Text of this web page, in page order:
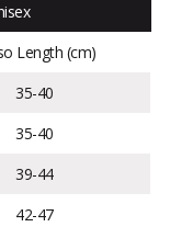
Length (cm)
35-40
35-40
39-44
42-47